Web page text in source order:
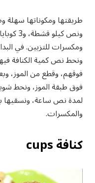
طريقتها ومكوناتها
ونص
ومكسرات للتزيين. في
ونحط نص كمية الكنافة
فوقهم، وقطع من الموز،
فوق طبقة الموز، ونحط
لمدة نص ساعة، ونسقيها
والمكسرات.
كنافة cups